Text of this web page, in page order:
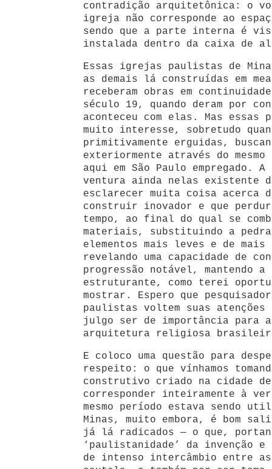
contradição arquitetônica: o
igreja não corresponde ao
sendo que a parte interna é
instalada dentro da caixa de
Essas igrejas paulistas de
as demais lá construídas em
receberam obras em
século 19, quando deram por
aconteceu com elas. Mas
muito interesse, sobretudo
primitivamente erguidas,
exteriormente através do
aqui em São Paulo empregado. A
ventura ainda nelas existente
esclarecer muita coisa acerca
construir inovador e que
tempo, ao final do qual se
materiais, substituindo a
elementos mais leves e de
revelando uma capacidade de
progressão notável, mantendo a
estruturante, como terei
mostrar. Espero que
paulistas voltem suas atenções
julgo ser de importância para
arquitetura religiosa
E coloco uma questão para
respeito: o que vínhamos
construtivo criado na cidade de
corresponder inteiramente à
mesmo período estava sendo
Minas, muito embora, é bom
já lá radicados — o que,
‘paulistanidade’ da invenção e
de intenso intercâmbio entre